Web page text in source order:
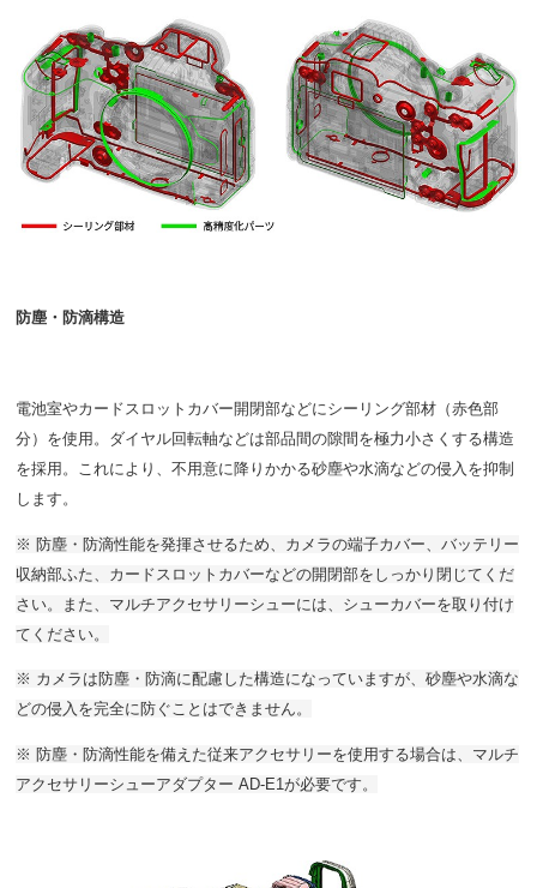
防塵・防滴構造
電池室やカードスロットカバー開閉部などにシーリング部材（赤色部
分）を使用。ダイヤル回転軸などは部品間の隙間を極力小さくする構造
を採用。これにより、不用意に降りかかる砂塵や水滴などの侵入を抑制
します。
※ 防塵・防滴性能を発揮させるため、カメラの端子カバー、バッテリー
収納部ふた、カードスロットカバーなどの開閉部をしっかり閉じてくだ
さい。また、マルチアクセサリーシューには、シューカバーを取り付け
てください。
※ カメラは防塵・防滴に配慮した構造になっていますが、砂塵や水滴な
どの侵入を完全に防ぐことはできません。
※ 防塵・防滴性能を備えた従来アクセサリーを使用する場合は、マルチ
アクセサリーシューアダプター AD-E1が必要です。